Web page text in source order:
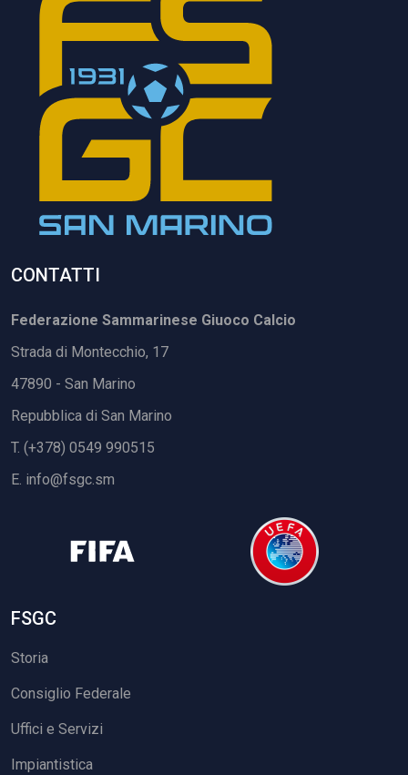
CONTATTI
Federazione Sammarinese Giuoco Calcio
Strada di Montecchio, 17
47890 - San Marino
Repubblica di San Marino
T. (+378) 0549 990515
E. info@fsgc.sm
FSGC
Storia
Consiglio Federale
Uffici e Servizi
Impiantistica